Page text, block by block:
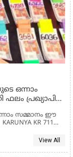
ഒന്നാം
പ്രഖ്യാപിച്ചു
ഒന്നാം സമ്മാനം ഈ
KR 711
View All